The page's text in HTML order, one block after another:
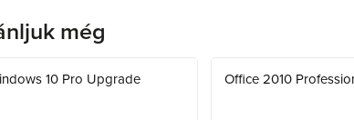
még
10 Pro Upgrade Office 2010